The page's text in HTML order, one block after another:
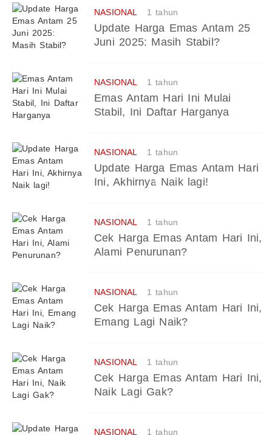
NASIONAL 1 tahun
Update Harga Emas Antam 25
Juni 2025: Masih Stabil?
NASIONAL 1 tahun
Emas Antam Hari Ini Mulai
Stabil, Ini Daftar Harganya
NASIONAL 1 tahun
Update Harga Emas Antam Hari
Ini, Akhirnya Naik lagi!
NASIONAL 1 tahun
Cek Harga Emas Antam Hari Ini,
Alami Penurunan?
NASIONAL 1 tahun
Cek Harga Emas Antam Hari Ini,
Emang Lagi Naik?
NASIONAL 1 tahun
Cek Harga Emas Antam Hari Ini,
Naik Lagi Gak?
NASIONAL 1 tahun